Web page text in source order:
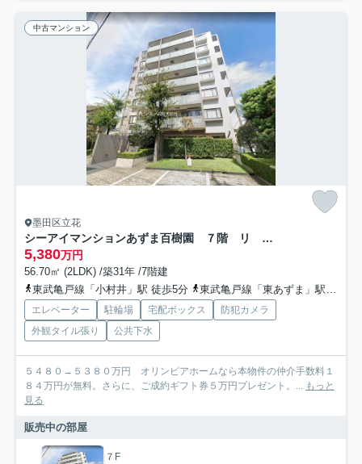
中古マンション
墨田区立花
シーアイマンションあずま百樹園 ７階 リ ノベーション
5,380万円
56.70㎡ (2LDK) /築31年 /7階建
東武亀戸線「小村井」駅 徒歩5分
東武亀戸線「東あずま」駅 徒歩5分
エレベーター 駐輪場 宅配ボックス
防犯カメラ
外観タイル張り
公共下水
５４８０→５３８０万円 オリンピアホームなら本物件の仲介手数料１
８４万円が無料。さらに、ご成約ギフト券５万円プレゼント。...
もっと
見る
販売中の部屋
７F